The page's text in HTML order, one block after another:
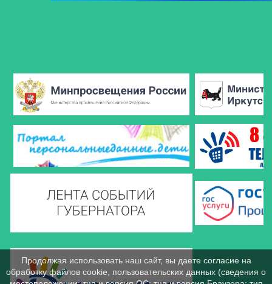
Продолжая использовать наш сайт, вы даете согласие на
обработку файлов cookie, пользовательских данных (сведения о